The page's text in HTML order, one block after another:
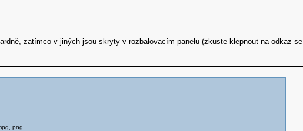
zatímco v jiných jsou skryty v rozbalovacím panelu (zkuste klepnout na odkaz se
png